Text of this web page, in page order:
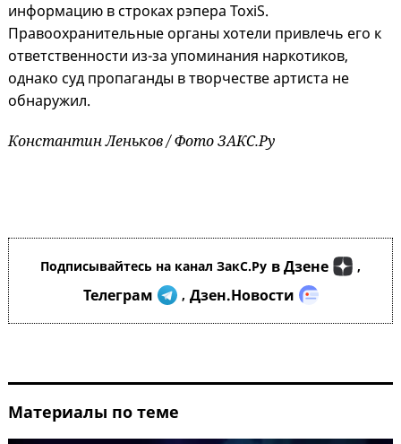
информацию в строках рэпера ToxiS.
Правоохранительные органы хотели привлечь его к
ответственности из-за упоминания наркотиков,
однако суд пропаганды в творчестве артиста не
обнаружил.
Константин Леньков / Фото ЗАКС.Ру
Подписывайтесь на канал ЗакС.Ру в Дзене ,
Телеграм , Дзен.Новости
Материалы по теме